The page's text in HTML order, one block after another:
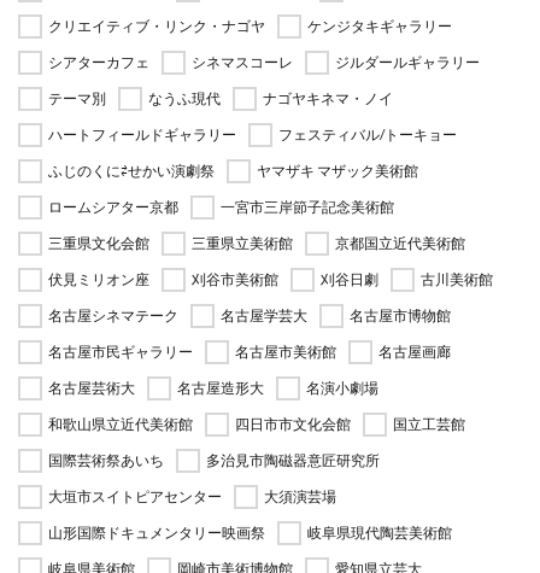
クリエイティブ・リンク・ナゴヤ
ケンジタキギャラリー
シアターカフェ
シネマスコーレ
ジルダールギャラリー
テーマ別
なうふ現代
ナゴヤキネマ・ノイ
ハートフィールドギャラリー
フェスティバル/トーキョー
ふじのくに⇄せかい演劇祭
ヤマザキ マザック美術館
ロームシアター京都
一宮市三岸節子記念美術館
三重県文化会館
三重県立美術館
京都国立近代美術館
伏見ミリオン座
刈谷市美術館 刈谷日劇
古川美術館
名古屋シネマテーク
名古屋学芸大
名古屋市博物館
名古屋市民ギャラリー
名古屋市美術館
名古屋画廊
名古屋芸術大
名古屋造形大
名演小劇場
和歌山県立近代美術館
四日市市文化会館
国立工芸館
国際芸術祭あいち
多治見市陶磁器意匠研究所
大垣市スイトピアセンター
大須演芸場
山形国際ドキュメンタリー映画祭
岐阜県現代陶芸美術館
岐阜県美術館
岡崎市美術博物館
愛知県立芸大